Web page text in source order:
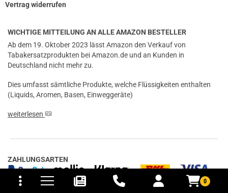
0
und Versandkosten
Vertrag widerrufen
WICHTIGE MITTEILUNG AN ALLE AMAZON BESTELLER
Ab dem 19. Oktober 2023 lässt Amazon den Verkauf von
Tabakersatzprodukten bei Amazon.de und an Kunden in
Deutschland nicht mehr zu.
Dies umfasst sämtliche Produkte, welche Flüssigkeiten enthalten
(Liquids, Aromen, Basen, Einweggeräte)
weiterlesen
ZAHLUNGSARTEN